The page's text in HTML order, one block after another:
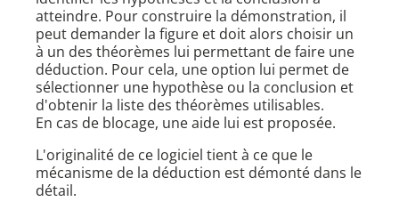
atteindre. Pour construire la démonstration, il
peut demander la figure et doit alors choisir un
à un des théorèmes lui permettant de faire une
déduction. Pour cela, une option lui permet de
sélectionner une hypothèse ou la conclusion et
d'obtenir la liste des théorèmes utilisables.
En cas de blocage, une aide lui est proposée.
L'originalité de ce logiciel tient à ce que le
mécanisme de la déduction est démonté dans le
détail.